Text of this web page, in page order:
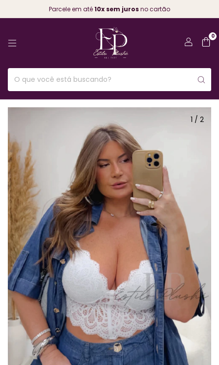
Parcele em até10x sem jurosno cartão
0
1 / 2